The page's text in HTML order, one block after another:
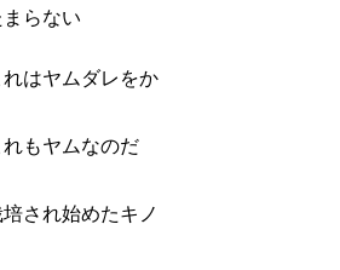
らない
はヤムダレをか
もヤムなのだ
され始めたキノ